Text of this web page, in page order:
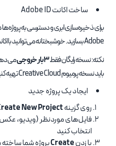
ساخت اکانت Adobe ID
برای ذخیره‌سازی ابری و دسترسی به
Adobe بسازید. خوشبختانه می‌توانید با اکانت گوگل یا اپل هم وارد شوید.
نکته: نسخه رایگان فقط۳ بار خروجی
باید نسخه پرمیوم Creative Cloud تهیه کنید.
ایجاد یک پروژه جدید
روی گزینهNew Project
فایل‌های موردنظر (ویدیو، عکس
انتخاب کنید
با زدنCreateپروژه شما